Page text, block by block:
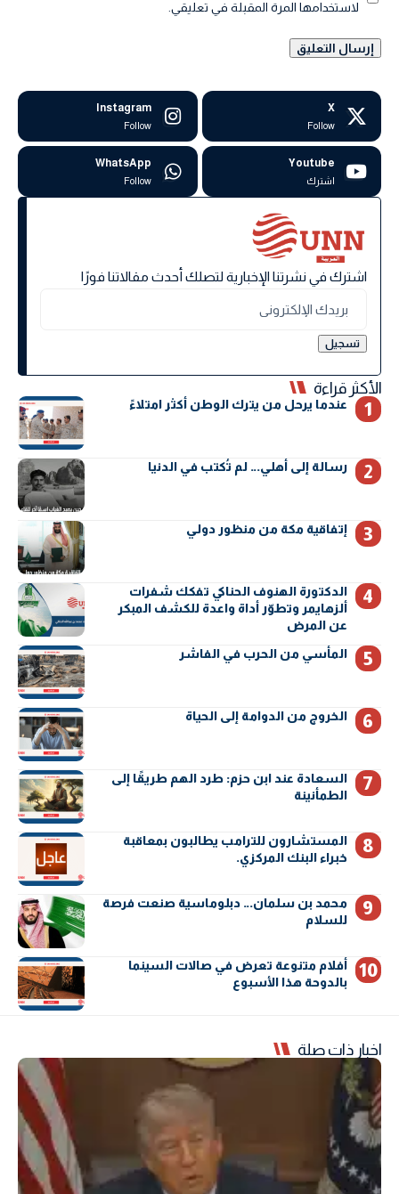
لاستخدامها المرة المقبلة في تعليقي.
X
Follow
Instagram
Follow
Youtube
اشترك
WhatsApp
Follow
اشترك في نشرتنا الإخبارية لتصلك أحدث مقالاتنا فورًا
الأكثر قراءة
عندما يرحل من يترك الوطن أكثر امتلاءً
رسالة إلى أهلي… لم تُكتب في الدنيا
إتفاقية مكة من منظور دولي
الدكتورة الهنوف الحناكي تفكك شفرات
ألزهايمر وتطوّر أداة واعدة للكشف المبكر
عن المرض
المأسي من الحرب في الفاشر
الخروج من الدوامة إلى الحياة
السعادة عند ابن حزم: طرد الهم طريقًا إلى
الطمأنينة
المستشارون للترامب يطالبون بمعاقبة
خبراء البنك المركزي.
محمد بن سلمان… دبلوماسية صنعت فرصة
للسلام
أفلام متنوعة تعرض في صالات السينما
بالدوحة هذا الأسبوع
اخبار ذات صلة